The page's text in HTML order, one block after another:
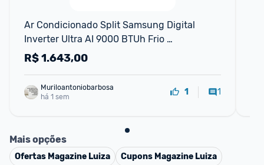
Ar Condicionado Split Samsung Digital
Inverter Ultra AI 9000 BTUh Frio
AR09DYFZAWKNAZ - 220 Volts
R$1.643,00
Muriloantoniobarbosa
há 1 sem
1 1
Mais opções
Ofertas Magazine Luiza Cupons Magazine Luiza